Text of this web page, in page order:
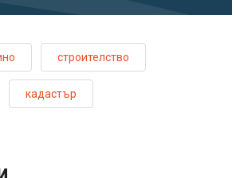
строителство
кадастър